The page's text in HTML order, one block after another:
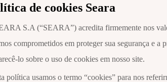
de cookies Seara
S.A (“SEARA”) acredita firmemente nos
comprometidos em proteger sua segurança e
lo sobre o uso de cookies em nosso site.
política usamos o termo “cookies” para nos